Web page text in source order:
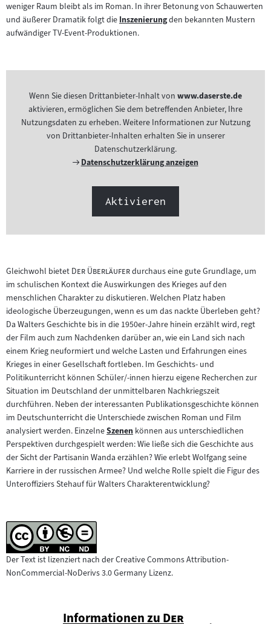
weniger Raum bleibt als im Roman. In ihrer Betonung von Schauwerten
und äußerer Dramatik folgt dieZum
Inhalt:
Inszenierungden bekannten Mustern
aufwändiger TV-Event-Produktionen.
Wenn Sie diesen Drittanbieter-Inhalt von www.daserste.de
aktivieren, ermöglichen Sie dem betreffenden Anbieter, Ihre
Nutzungsdaten zu erheben. Weitere Informationen zur Nutzung
von Drittanbieter-Inhalten erhalten Sie in unserer
Datenschutzerklärung.
Externer
Datenschutzerklärung anzeigen
Aktivieren
Gleichwohl bietet "Der Überläufer"durchaus eine gute Grundlage, um
im schulischen Kontext die Auswirkungen des Krieges auf den
menschlichen Charakter zu diskutieren. Welchen Platz haben
ideologische Überzeugungen, wenn es um das nackte Überleben geht?
Da Walters Geschichte bis in die 1950er-Jahre hinein erzählt wird, regt
der Film auch zum Nachdenken darüber an, wie ein Land sich nach
einem Krieg neuformiert und welche Lasten und Erfahrungen eines
Krieges in einer Gesellschaft fortleben. Im Geschichts- und
Politikunterricht können Schüler/-innen hierzu eigene Recherchen zur
Situation im Deutschland der unmittelbaren Nachkriegszeit
durchführen. Neben der interessanten Publikationsgeschichte können
im Deutschunterricht die Unterschiede zwischen Roman und Film
analysiert werden. EinzelneZum
Inhalt:
Szenen können aus unterschiedlichen
Perspektiven durchgespielt werden: Wie ließe sich die Geschichte aus
der Sicht der Partisanin Wanda erzählen? Wie erlebt Wolfgang seine
Karriere in der russischen Armee? Und welche Rolle spielt die Figur des
Unteroffiziers Stehauf für Walters Charakterentwicklung?
Der Text ist lizenziert nach der Creative Commons Attribution-
NonCommercial-NoDerivs 3.0 Germany Lizenz.
Informationen zu "
Der